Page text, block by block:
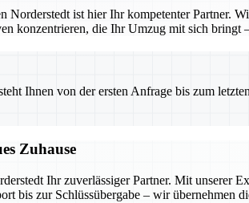
ist hier Ihr kompetenter Partner.
konzentrieren, die Ihr Umzug mit sich bringt
Ihnen von der ersten Anfrage bis zum
Zuhause
Ihr zuverlässiger Partner. Mit unserer
bis zur Schlüssübergabe – wir übernehmen